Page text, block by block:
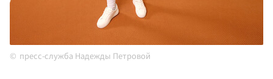
пресс-служба Надежды Петровой